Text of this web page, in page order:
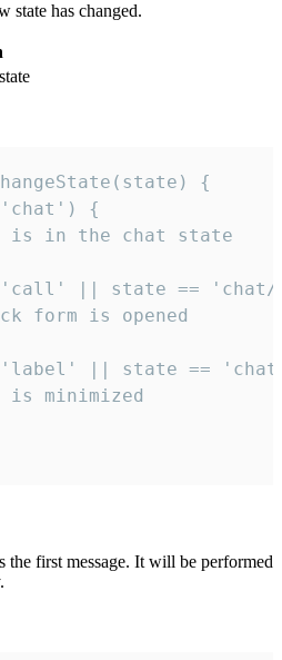
state has changed.
{
{
is in the chat state
|| state ==
form is opened
|| state ==
is minimized
the first message. It will be performed